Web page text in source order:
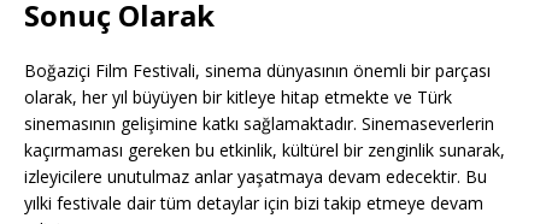
Sonuç Olarak
Boğaziçi Film Festivali, sinema dünyasının önemli bir parçası
olarak, her yıl büyüyen bir kitleye hitap etmekte ve Türk
sinemasının gelişimine katkı sağlamaktadır. Sinemaseverlerin
kaçırmaması gereken bu etkinlik, kültürel bir zenginlik sunarak,
izleyicilere unutulmaz anlar yaşatmaya devam edecektir. Bu
yılki festivale dair tüm detaylar için bizi takip etmeye devam